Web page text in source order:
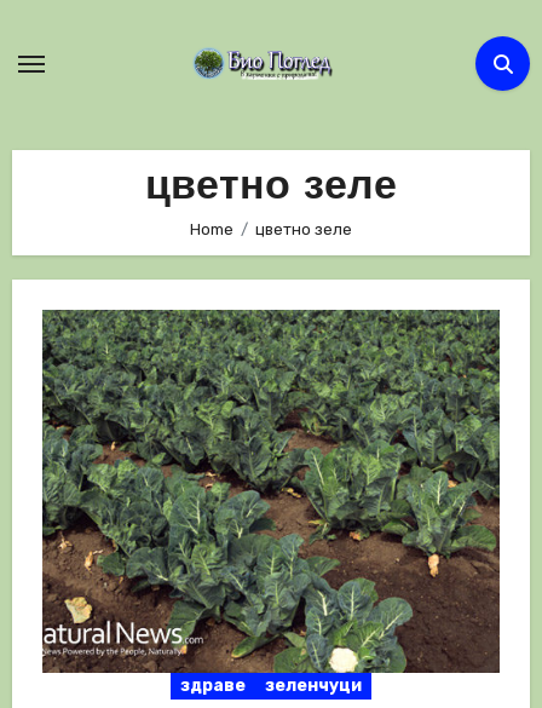
цветно зеле
Home цветно зеле
здраве зеленчуци